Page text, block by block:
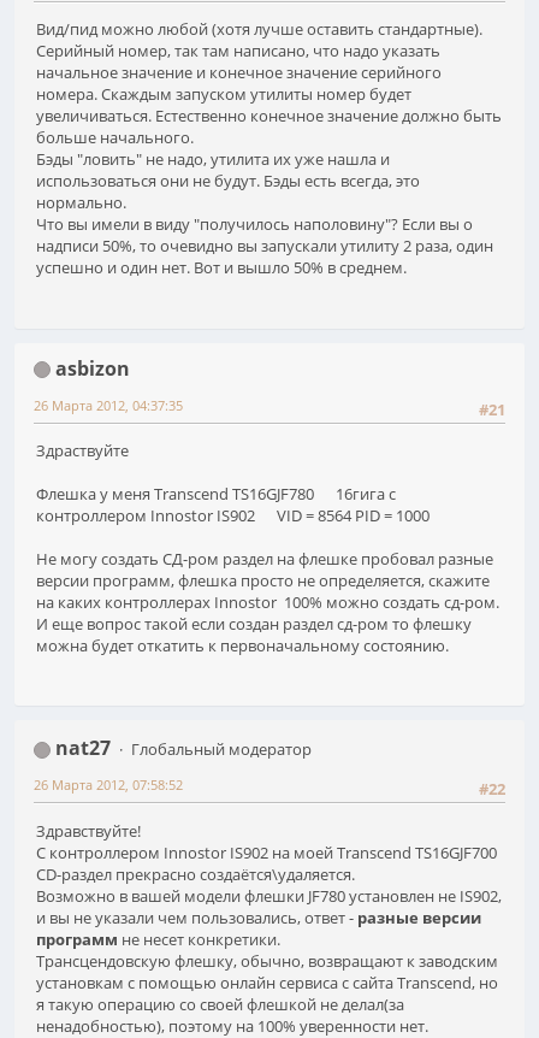
Вид/пид можно любой (хотя лучше оставить стандартные).
Серийный номер, так там написано, что надо указать
начальное значение и конечное значение серийного
номера. Скаждым запуском утилиты номер будет
увеличиваться. Естественно конечное значение должно быть
больше начального.
Бэды "ловить" не надо, утилита их уже нашла и
использоваться они не будут. Бэды есть всегда, это
нормально.
Что вы имели в виду "получилось наполовину"? Если вы о
надписи 50%, то очевидно вы запускали утилиту 2 раза, один
успешно и один нет. Вот и вышло 50% в среднем.
asbizon
#21
26 Марта 2012, 04:37:35
Здраствуйте
Флешка у меня Transcend TS16GJF780 16гига с
контроллером Innostor IS902 VID = 8564 PID = 1000
Не могу создать СД-ром раздел на флешке пробовал разные
версии программ, флешка просто не определяется, скажите
на каких контроллерах Innostor 100% можно создать сд-ром.
И еще вопрос такой если создан раздел сд-ром то флешку
можна будет откатить к первоначальному состоянию.
nat27
Глобальный модератор
#22
26 Марта 2012, 07:58:52
Здравствуйте!
С контроллером Innostor IS902 на моей Transcend TS16GJF700
CD-раздел прекрасно создаётся\удаляется.
Возможно в вашей модели флешки JF780 установлен не IS902,
и вы не указали чем пользовались, ответ - разные версии
программ не несет конкретики.
Трансцендовскую флешку, обычно, возвращают к заводским
установкам с помощью онлайн сервиса с сайта Transcend, но
я такую операцию со своей флешкой не делал(за
ненадобностью), поэтому на 100% уверенности нет.